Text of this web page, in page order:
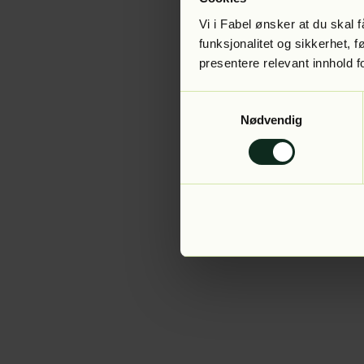
Vi i Fabel ønsker at du skal
funksjonalitet og sikkerhet,
presentere relevant innhold
Nødvendig
Application